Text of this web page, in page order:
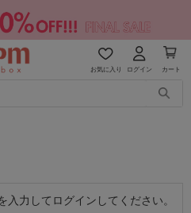
お気に入り ログイン カート
入力してログインしてください。